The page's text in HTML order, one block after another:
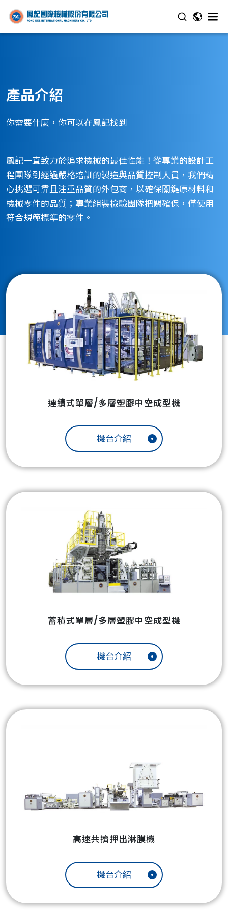
產品介紹
你需要什麼，你可以在鳳記找到
鳳記一直致力於追求機械的最佳性能！從專業的設計工
程團隊到經過嚴格培訓的製造與品質控制人員，我們精
心挑選可靠且注重品質的外包商，以確保關鍵原材料和
機械零件的品質；專業組裝檢驗團隊把關確保，僅使用
符合規範標準的零件。
連續式單層/多層塑膠中空成型機
機台介紹
蓄積式單層/多層塑膠中空成型機
機台介紹
高速共擠押出淋膜機
機台介紹